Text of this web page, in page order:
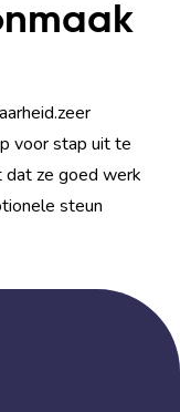
voor stap uit te
dat ze goed werk
steun